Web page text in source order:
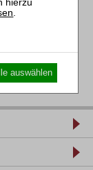
.
auswählen